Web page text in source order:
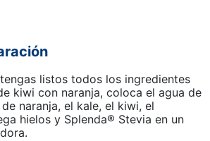
listos todos los ingredientes
kiwi con naranja, coloca el agua de
naranja, el kale, el kiwi, el
hielos y Splenda® Stevia en un